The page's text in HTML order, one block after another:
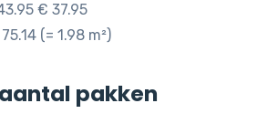
€ 37.95
(= 1.98 m²)
pakken